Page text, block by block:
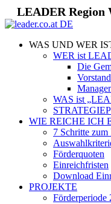
LEADER Region
WAS UND WER
WER ist
Die
Vorstand
WAS ist
WIE REICHE ICH
7 Schritte zum
Förderquoten
Einreichfristen
Download
PROJEKTE
Förderperiode